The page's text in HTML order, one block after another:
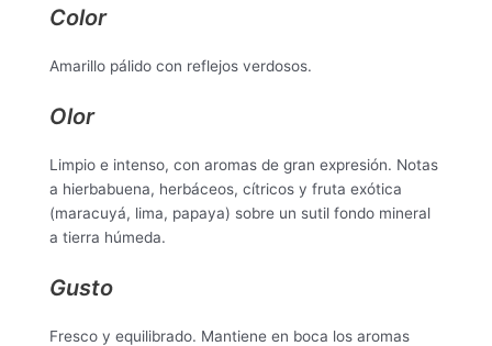
Color
Amarillo pálido con reflejos verdosos.
Olor
Limpio e intenso, con aromas de gran expresión. Notas
a hierbabuena, herbáceos, cítricos y fruta exótica
(maracuyá, lima, papaya) sobre un sutil fondo mineral
a tierra húmeda.
Gusto
Fresco y equilibrado. Mantiene en boca los aromas